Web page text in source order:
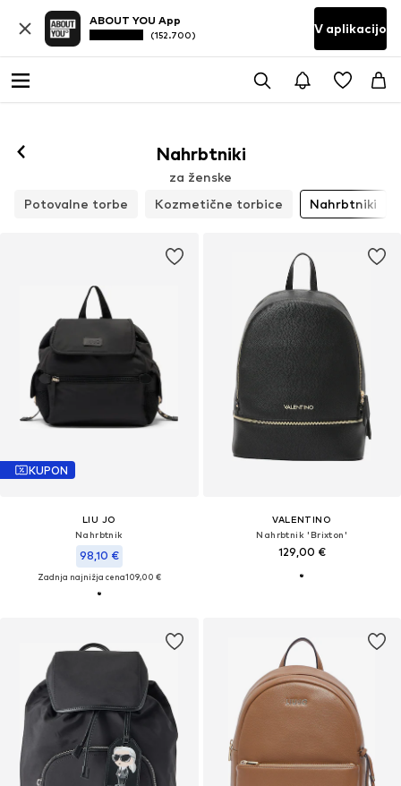
ABOUT YOU App
(152.700) V aplikacijo
Nahrbtniki
za ženske
Potovalne torbe
Kozmetične torbice Nahrbtniki
KUPON
LIU JO
Nahrbtnik
98,10 €
Zadnja najnižja cena109,00 €
VALENTINO
Nahrbtnik 'Brixton'
129,00 €